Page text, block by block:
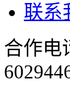
联系
合作电